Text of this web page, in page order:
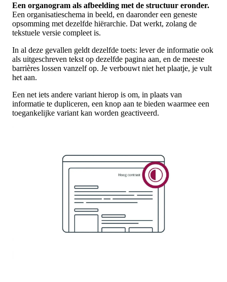
Een organogram als afbeelding met de structuur eronder.
Een organisatieschema in beeld, en daaronder een geneste
opsomming met dezelfde hiërarchie. Dat werkt, zolang de
tekstuele versie compleet is.
In al deze gevallen geldt dezelfde toets: lever de informatie ook
als uitgeschreven tekst op dezelfde pagina aan, en de meeste
barrières lossen vanzelf op. Je verbouwt niet het plaatje, je vult
het aan.
Een net iets andere variant hierop is om, in plaats van
informatie te dupliceren, een knop aan te bieden waarmee een
toegankelijke variant kan worden geactiveerd.